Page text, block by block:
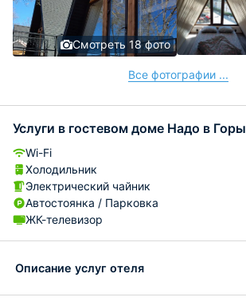
Смотреть 18 фото
Все фотографии ...
Услуги в гостевом доме Надо в Горы
Wi-Fi
Холодильник
Электрический чайник
Автостоянка / Парковка
ЖК-телевизор
Описание услуг отеля